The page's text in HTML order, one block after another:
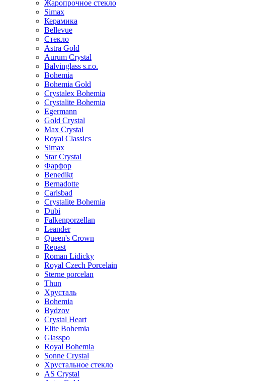
Жаропрочное стекло
Simax
Керамика
Bellevue
Стекло
Astra Gold
Aurum Crystal
Balvinglass s.r.o.
Bohemia
Bohemia Gold
Crystalex Bohemia
Crystalite Bohemia
Egermann
Gold Crystal
Max Crystal
Royal Classics
Simax
Star Crystal
Фарфор
Benedikt
Bernadotte
Carlsbad
Crystalite Bohemia
Dubi
Falkenporzellan
Leander
Queen's Crown
Repast
Roman Lidicky
Royal Czech Porcelain
Sterne porcelan
Thun
Хрусталь
Bohemia
Bydzov
Crystal Heart
Elite Bohemia
Glasspo
Royal Bohemia
Sonne Crystal
Хрустальное стекло
AS Crystal